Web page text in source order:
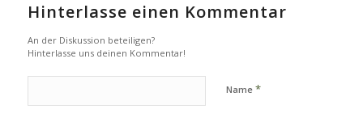
Hinterlasse einen Kommentar
An der Diskussion beteiligen?
Hinterlasse uns deinen Kommentar!
Name *